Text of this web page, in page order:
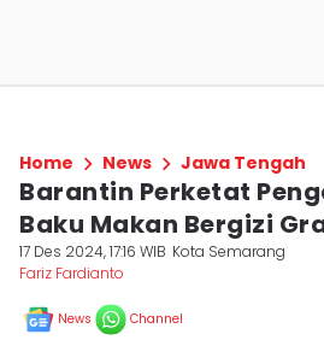
Home News Jawa Tengah
Barantin Perketat
Baku Makan Bergizi
17 Des 2024, 17:16 WIB Kota Semarang
Fariz Fardianto
News Channel